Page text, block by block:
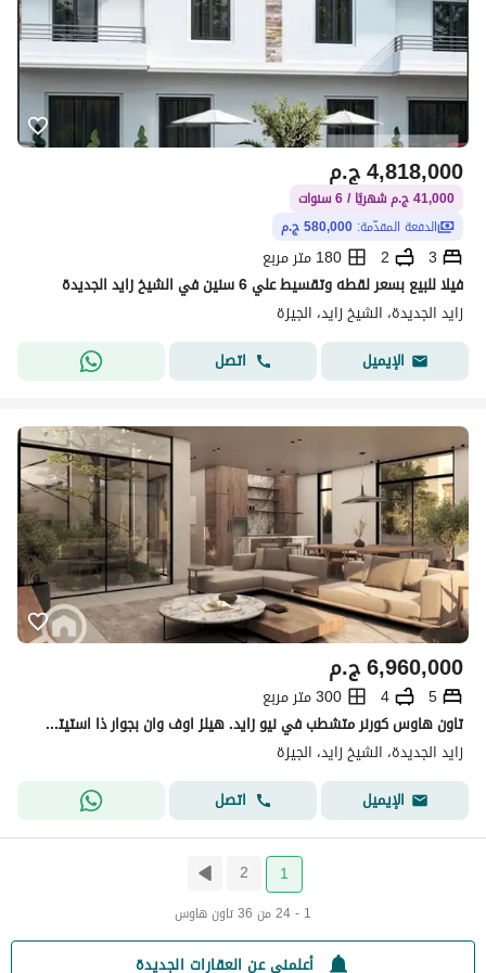
ج.م4,818,000
41,000 ج.م شهريًا / 6 سنوات
الدفعة المقدّمة: 580,000 ج.م
3
2
180 متر مربع
فيلا للبيع بسعر لقطه وتقسيط علي 6 سنين في الشيخ زايد الجديدة
زايد الجديدة، الشيخ زايد، الجيزة
الإيميل
اتصل
ج.م6,960,000
5
4
300 متر مربع
تاون هاوس كورنر متشطب في نيو زايد. هيلز اوف وان بجوار ذا استيتس و بيفرلي هيلز الشيخ زايد
زايد الجديدة، الشيخ زايد، الجيزة
الإيميل
اتصل
1
2
1 - 24 من 36 تاون هاوس
أعلمني عن العقارات الجديدة